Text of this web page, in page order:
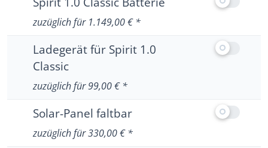
Keine weiteren Informationen zu Spirit 1.0
zuzüglich für 1.149,00 € *
Keine weiteren Informationen zu Ladegerät
Ladegerät für Spirit 1.0
Classic
zuzüglich für 99,00 € *
Keine weiteren Informationen zu Solar-Panel
Solar-Panel faltbar
zuzüglich für 330,00 € *